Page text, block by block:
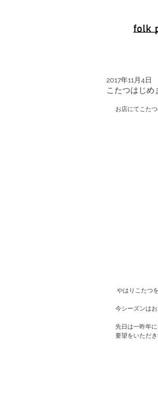
こたつはじめ
2017年11月4日
お店にてこた
やはりこたつ
今シーズンは
先日は一昨年
要望をいただ